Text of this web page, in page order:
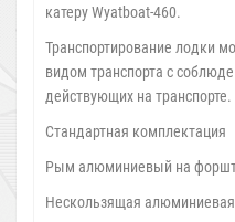
катеру Wyatboat-460.
Транспортирование лодки
видом транспорта с
действующих на транспорте.
Стандартная комплектация
Рым алюминиевый на
Нескользящая алюминиевая